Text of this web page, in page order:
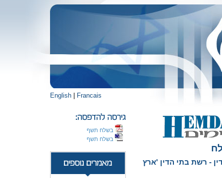
English Francais
- רשת בתי הדין 'ארץ
בשלח תשף
בשלח תשף